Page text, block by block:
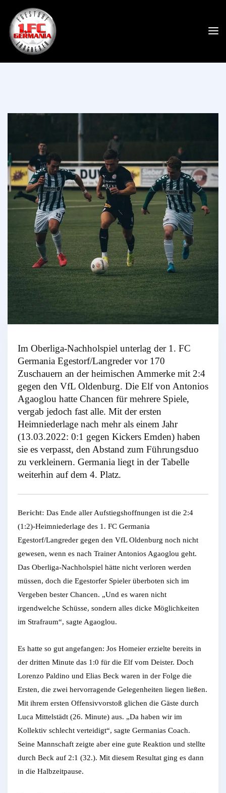
Im Oberliga-Nachholspiel unterlag der 1. FC
Germania Egestorf/Langreder vor 170
Zuschauern an der heimischen Ammerke mit 2:4
gegen den VfL Oldenburg. Die Elf von Antonios
Agaoglou hatte Chancen für mehrere Spiele,
vergab jedoch fast alle. Mit der ersten
Heimniederlage nach mehr als einem Jahr
(13.03.2022: 0:1 gegen Kickers Emden) haben
sie es verpasst, den Abstand zum Führungsduo
zu verkleinern. Germania liegt in der Tabelle
weiterhin auf dem 4. Platz.
Bericht: Das Ende aller Aufstiegshoffnungen ist die 2:4
(1:2)-Heimniederlage des 1. FC Germania
Egestorf/Langreder gegen den VfL Oldenburg noch nicht
gewesen, wenn es nach Trainer Antonios Agaoglou geht.
Das Oberliga-Nachholspiel hätte nicht verloren werden
müssen, doch die Egestorfer Spieler überboten sich im
Vergeben bester Chancen. „Und es waren nicht
irgendwelche Schüsse, sondern alles dicke Möglichkeiten
im Strafraum“, sagte Agaoglou.
Es hatte so gut angefangen: Jos Homeier erzielte bereits in
der dritten Minute das 1:0 für die Elf vom Deister. Doch
Lorenzo Paldino und Elias Beck waren in der Folge die
Ersten, die zwei hervorragende Gelegenheiten liegen ließen.
Mit ihrem ersten Offensivvorstoß glichen die Gäste durch
Luca Mittelstädt (26. Minute) aus. „Da haben wir im
Kollektiv schlecht verteidigt“, sagte Germanias Coach.
Seine Mannschaft zeigte aber eine gute Reaktion und stellte
durch Beck auf 2:1 (32.). Mit diesem Resultat ging es dann
in die Halbzeitpause.